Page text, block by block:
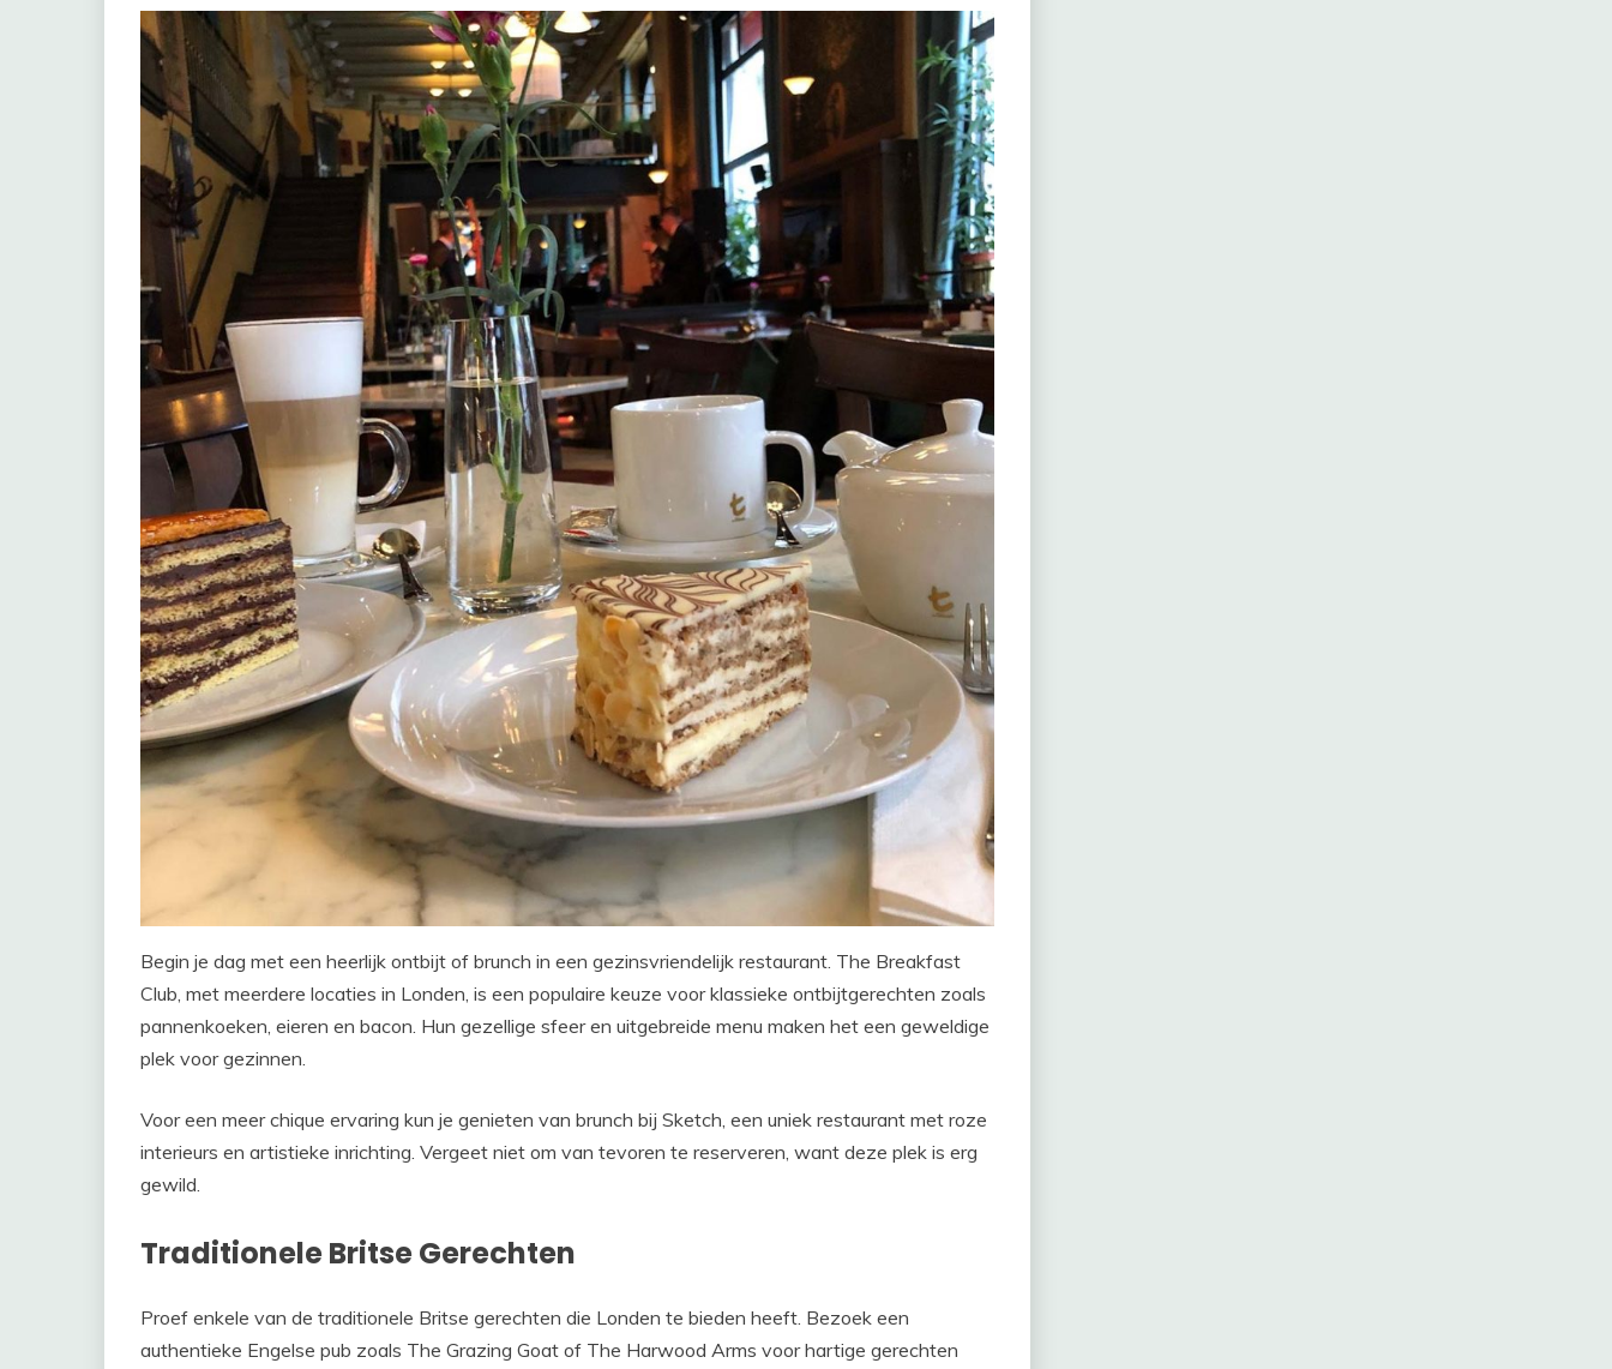
Begin je dag met een heerlijk ontbijt of brunch in een gezinsvriendelijk restaurant. The Breakfast
Club, met meerdere locaties in Londen, is een populaire keuze voor klassieke ontbijtgerechten zoals
pannenkoeken, eieren en bacon. Hun gezellige sfeer en uitgebreide menu maken het een geweldige
plek voor gezinnen.
Voor een meer chique ervaring kun je genieten van brunch bij Sketch, een uniek restaurant met roze
interieurs en artistieke inrichting. Vergeet niet om van tevoren te reserveren, want deze plek is erg
gewild.
Traditionele Britse Gerechten
Proef enkele van de traditionele Britse gerechten die Londen te bieden heeft. Bezoek een
authentieke Engelse pub zoals The Grazing Goat of The Harwood Arms voor hartige gerechten